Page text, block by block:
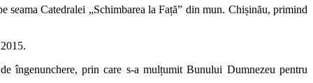
Catedralei „Schimbarea la Față” din mun. Chișinău, primind
prin care s-a mulțumit Bunului Dumnezeu pentru